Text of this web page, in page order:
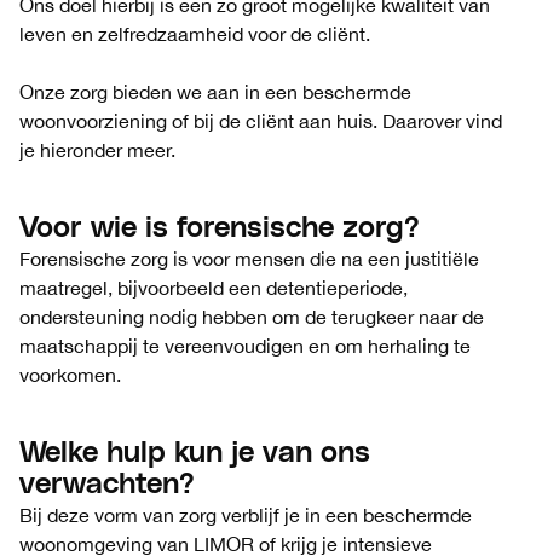
Ons doel hierbij is een zo groot mogelijke kwaliteit van
leven en zelfredzaamheid voor de cliënt.
Onze zorg bieden we aan in een beschermde
woonvoorziening of bij de cliënt aan huis. Daarover vind
je hieronder meer.
Voor wie is forensische zorg?
Forensische zorg is voor mensen die na een justitiële
maatregel, bijvoorbeeld een detentieperiode,
ondersteuning nodig hebben om de terugkeer naar de
maatschappij te vereenvoudigen en om herhaling te
voorkomen.
Welke hulp kun je van ons
verwachten?
Bij deze vorm van zorg verblijf je in een beschermde
woonomgeving van LIMOR of krijg je intensieve